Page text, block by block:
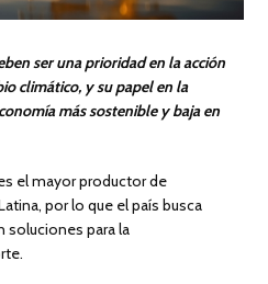
ser una prioridad en la acción
climático, y su papel en la
más sostenible y baja en
el mayor productor de
por lo que el país busca
soluciones para la